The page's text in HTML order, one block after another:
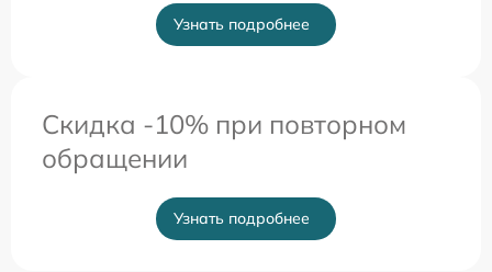
Узнать подробнее
Скидка -10% при повторном
обращении
Узнать подробнее